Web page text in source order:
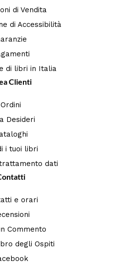
di Vendita
di Accessibilità
di libri in Italia
Clienti
Ordini
Desideri
i tuoi libri
dati
e orari
Commento
degli Ospiti